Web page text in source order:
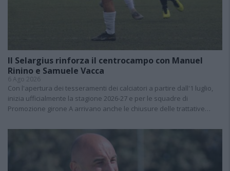
Il Selargius rinforza il centrocampo con Manuel
Rinino e Samuele Vacca
6 Ago 2026
Con l'apertura dei tesseramenti dei calciatori a partire dall'1 luglio,
inizia ufficialmente la stagione 2026-27 e per le squadre di
Promozione girone A arrivano anche le chiusure delle trattative…